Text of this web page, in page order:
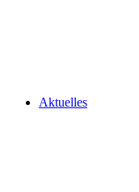
Aktuelles